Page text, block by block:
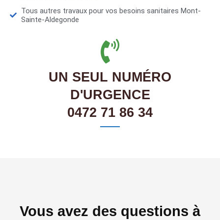
Tous autres travaux pour vos besoins sanitaires Mont-
Sainte-Aldegonde
UN SEUL NUMÉRO
D'URGENCE
0472 71 86 34
Vous avez des questions à